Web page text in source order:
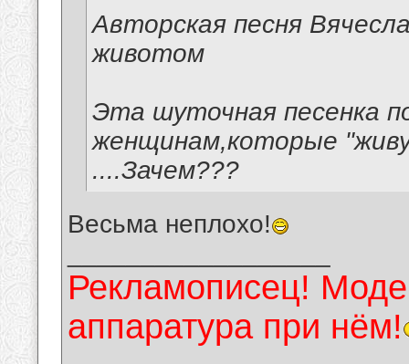
Авторская песня
животом
Эта шуточная песенка
женщинам,которые
....Зачем???
Весьма неплохо!
Рекламописец!
аппаратура при нём!